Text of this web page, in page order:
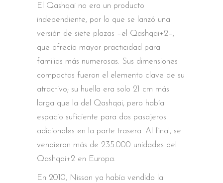
El Qashqai no era un producto
independiente, por lo que se lanzó una
versión de siete plazas –el Qashqai+2–,
que ofrecía mayor practicidad para
familias más numerosas. Sus dimensiones
compactas fueron el elemento clave de su
atractivo; su huella era solo 21 cm más
larga que la del Qashqai, pero había
espacio suficiente para dos pasajeros
adicionales en la parte trasera. Al final, se
vendieron más de 235.000 unidades del
Qashqai+2 en Europa.
En 2010, Nissan ya había vendido la